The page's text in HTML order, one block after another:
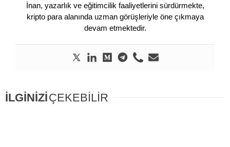
İnan, yazarlık ve eğitimcilik faaliyetlerini sürdürmekte,
kripto para alanında uzman görüşleriyle öne çıkmaya
devam etmektedir.
İLGİNİZİÇEKEBİLİR